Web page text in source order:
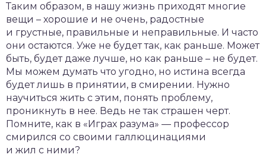
Таким образом, в нашу жизнь приходят многие
вещи – хорошие и не очень, радостные
и грустные, правильные и неправильные. И часто
они остаются. Уже не будет так, как раньше. Может
быть, будет даже лучше, но как раньше – не будет.
Мы можем думать что угодно, но истина всегда
будет лишь в принятии, в смирении. Нужно
научиться жить с этим, понять проблему,
проникнуть в нее. Ведь не так страшен черт.
Помните, как в «Играх разума» — профессор
смирился со своими галлюцинациями
и жил с ними?